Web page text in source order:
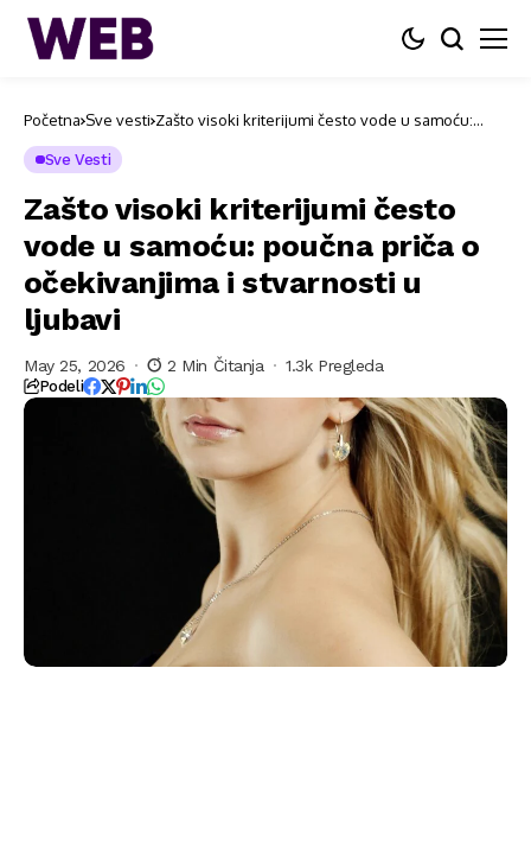
Početna Sve vesti Zašto visoki kriterijumi često vode u samoću:
Sve Vesti
Zašto visoki kriterijumi često
vode u samoću: poučna priča o
očekivanjima i stvarnosti u
ljubavi
May 25, 2026 2 Min Čitanja 1.3k Pregleda
Podeli